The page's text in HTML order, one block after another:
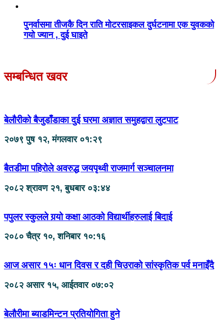
पुनर्वासमा तीजकै दिन राति मोटरसाइकल दुर्घटनामा एक युवकको
गयो ज्यान , दुई घाइते
सम्बन्धित खवर
बेलौरीको बैजुडाँडाका दुई घरमा अज्ञात समुहद्वारा लुटपाट
२०७९ पुष १२, मंगलवार ०१:२९
बैतडीमा पहिरोले अवरुद्ध जयपृथ्वी राजमार्ग सञ्चालनमा
२०८२ श्रावण २१, बुधबार ०३:४४
पपुलर स्कुलले गर्‍यो कक्षा आठको विद्यार्थीहरुलाई बिदाई
२०८० चैत्र १०, शनिबार १०:१६
आज असार १५ः धान दिवस र दही चिउराको सांस्कृतिक पर्व मनाइँदै
२०८२ असार १५, आईतवार ०७:०२
बेलौरीमा ब्याडमिन्टन प्रतियोगिता हुने